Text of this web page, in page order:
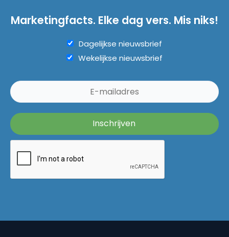
Marketingfacts. Elke dag vers. Mis niks!
Dagelijkse nieuwsbrief
Wekelijkse nieuwsbrief